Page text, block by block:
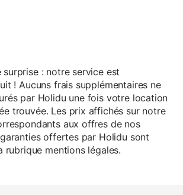
surprise : notre service est
! Aucuns frais supplémentaires ne
par Holidu une fois votre location
trouvée. Les prix affichés sur notre
aux offres de nos
offertes par Holidu sont
rubrique mentions légales.